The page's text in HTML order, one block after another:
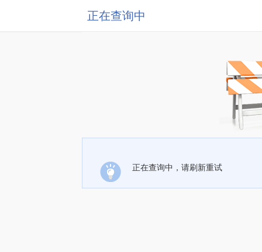
正在查询中
正在查询中，请刷新重试